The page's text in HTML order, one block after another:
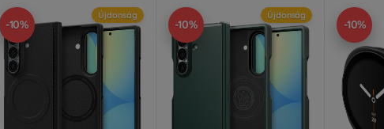
-10%
Újdonság
-10%
Újdonság
-10%